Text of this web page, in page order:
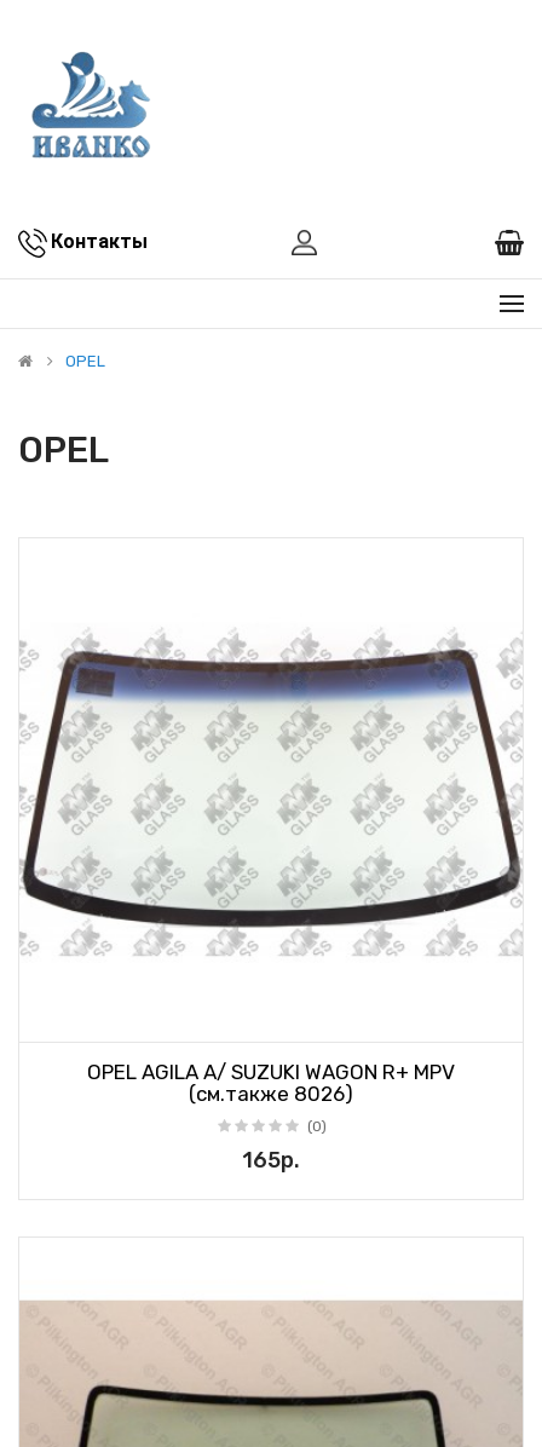
Контакты
OPEL
OPEL
OPEL AGILA A/ SUZUKI WAGON R+ MPV
(см.также 8026)
(0)
165р.